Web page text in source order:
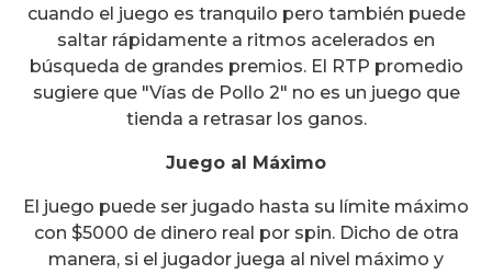
cuando el juego es tranquilo pero también puede
saltar rápidamente a ritmos acelerados en
búsqueda de grandes premios. El RTP promedio
sugiere que "Vías de Pollo 2" no es un juego que
tienda a retrasar los ganos.
Juego al Máximo
El juego puede ser jugado hasta su límite máximo
con $5000 de dinero real por spin. Dicho de otra
manera, si el jugador juega al nivel máximo y